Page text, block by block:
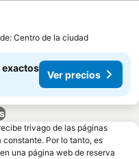
de: Centro de la ciudad
exactos
Ver precios
trivago de las páginas
Por lo tanto, es
una página web de reserva